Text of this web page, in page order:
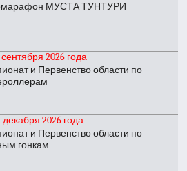
МУСТА ТУНТУРИ
сентября 2026 года
и Первенство области по
декабря 2026 года
и Первенство области по
гонкам